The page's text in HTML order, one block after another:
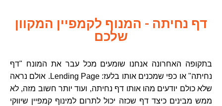
דף נחיתה - המנוף לקמפיין המקוון
שלכם
בתקופה האחרונה אנחנו שומעים מכל עבר את המונח "דף
נחיתה" או כפי שמכנים אותו בלעז: Lending Page. אולם נראה
שלא כולם יודעים מהו אותו דף נחיתה, ועוד יותר חשוב מזה, לא
ממש מבינים כיצד דף שכזה יכול לתרום למינוף קמפיין שיווקי